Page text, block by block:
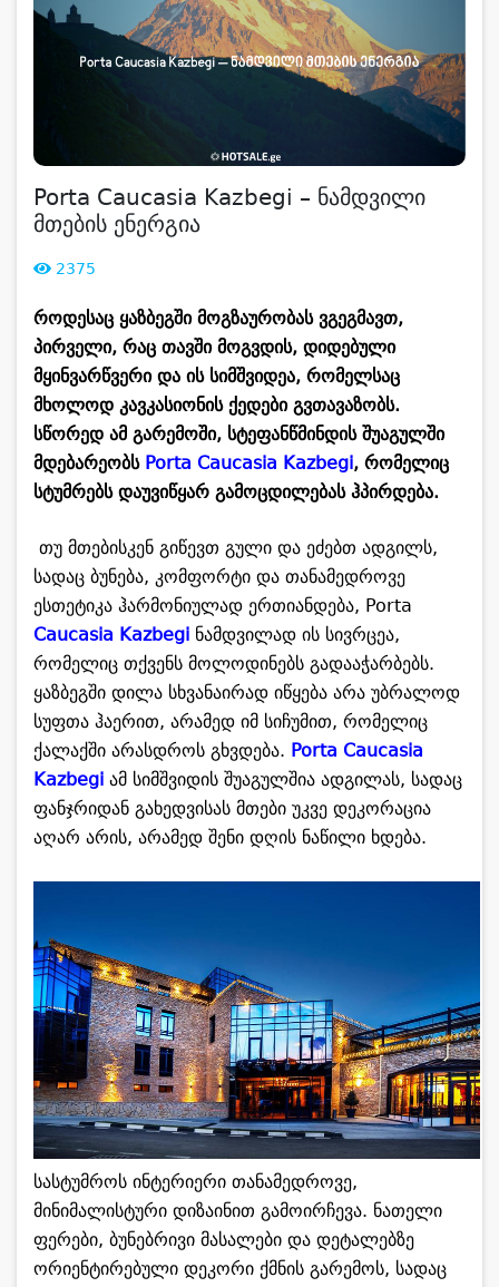
Porta Caucasia Kazbegi – ნამდვილი
მთების ენერგია
2375
როდესაც ყაზბეგში მოგზაურობას ვგეგმავთ,
პირველი, რაც თავში მოგვდის, დიდებული
მყინვარწვერი და ის სიმშვიდეა, რომელსაც
მხოლოდ კავკასიონის ქედები გვთავაზობს.
სწორედ ამ გარემოში, სტეფანწმინდის შუაგულში
მდებარეობს Porta Caucasia Kazbegi, რომელიც
სტუმრებს დაუვიწყარ გამოცდილებას ჰპირდება.
თუ მთებისკენ გიწევთ გული და ეძებთ ადგილს,
სადაც ბუნება, კომფორტი და თანამედროვე
ესთეტიკა ჰარმონიულად ერთიანდება, Porta
Caucasia Kazbegi ნამდვილად ის სივრცეა,
რომელიც თქვენს მოლოდინებს გადააჭარბებს.
ყაზბეგში დილა სხვანაირად იწყება არა უბრალოდ
სუფთა ჰაერით, არამედ იმ სიჩუმით, რომელიც
ქალაქში არასდროს გხვდება. Porta Caucasia
Kazbegi ამ სიმშვიდის შუაგულშია ადგილას, სადაც
ფანჯრიდან გახედვისას მთები უკვე დეკორაცია
აღარ არის, არამედ შენი დღის ნაწილი ხდება.
სასტუმროს ინტერიერი თანამედროვე,
მინიმალისტური დიზაინით გამოირჩევა. ნათელი
ფერები, ბუნებრივი მასალები და დეტალებზე
ორიენტირებული დეკორი ქმნის გარემოს, სადაც